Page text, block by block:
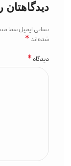
دیدگاهتان
نشانی ایمیل شما
شده‌اند *
دیدگاه *